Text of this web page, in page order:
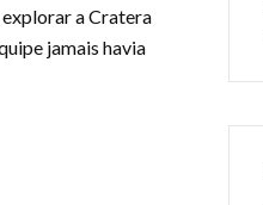
a Cratera
jamais havia